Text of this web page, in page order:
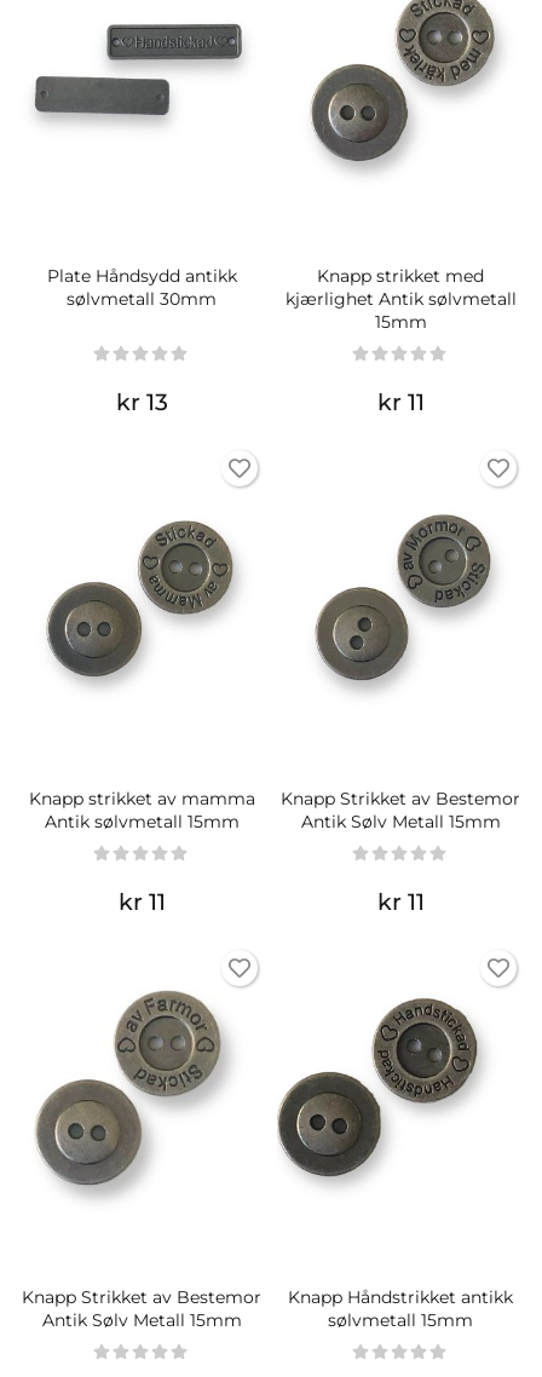
Plate Håndsydd antikk
sølvmetall 30mm
kr 13
Knapp strikket med
kjærlighet Antik sølvmetall
15mm
kr 11
Knapp strikket av mamma
Antik sølvmetall 15mm
kr 11
Knapp Strikket av Bestemor
Antik Sølv Metall 15mm
kr 11
Knapp Strikket av Bestemor
Antik Sølv Metall 15mm
Knapp Håndstrikket antikk
sølvmetall 15mm